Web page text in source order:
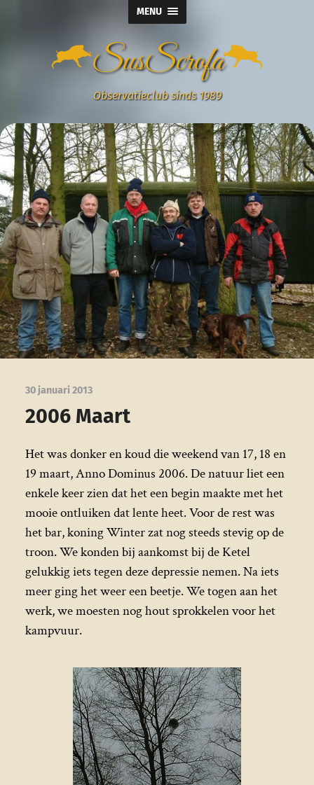
MENU
SusScrofa
Observatieclub sinds 1989
30 januari 2013
2006 Maart
Het was donker en koud die weekend van 17, 18 en
19 maart, Anno Dominus 2006. De natuur liet een
enkele keer zien dat het een begin maakte met het
mooie ontluiken dat lente heet. Voor de rest was
het bar, koning Winter zat nog steeds stevig op de
troon. We konden bij aankomst bij de Ketel
gelukkig iets tegen deze depressie nemen. Na iets
meer ging het weer een beetje. We togen aan het
werk, we moesten nog hout sprokkelen voor het
kampvuur.